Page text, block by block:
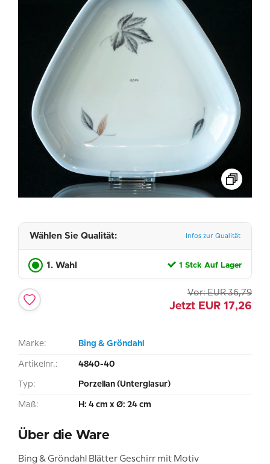
Wählen Sie Qualität: Infos zur Qualität
1. Wahl 1 Stck Auf Lager
Vor: EUR 36,79
Jetzt EUR 17,26
Marke: Bing & Gröndahl
Artikelnr.: 4840-40
Typ: Porzellan (Unterglasur)
Maß: H: 4 cm x Ø: 24 cm
Über die Ware
Bing & Gröndahl Blätter Geschirr mit Motiv